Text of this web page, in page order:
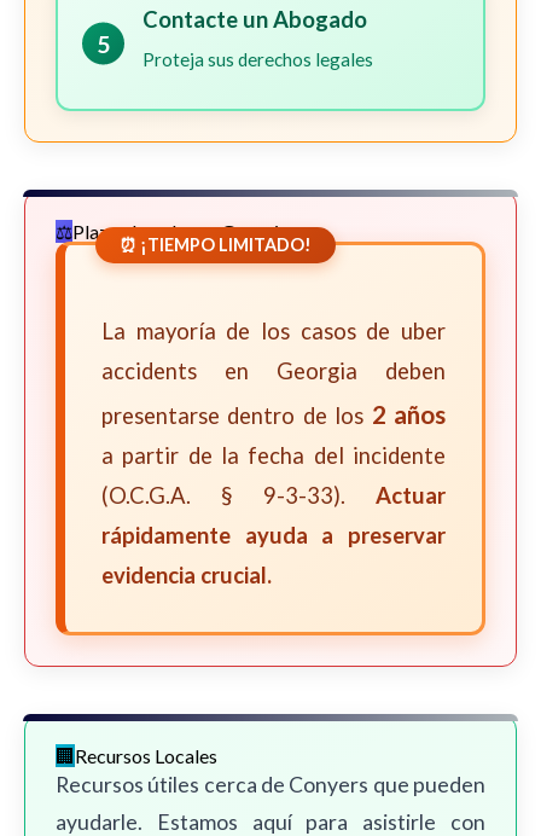
5
Contacte un Abogado
Proteja sus derechos legales
Plazos Legales en Georgia
⏰ ¡TIEMPO LIMITADO!
La mayoría de los casos de uber
accidents en Georgia deben
presentarse dentro de los 2 años
a partir de la fecha del incidente
(O.C.G.A. § 9-3-33). Actuar
rápidamente ayuda a preservar
evidencia crucial.
Recursos Locales
Recursos útiles cerca de Conyers que pueden
ayudarle. Estamos aquí para asistirle con